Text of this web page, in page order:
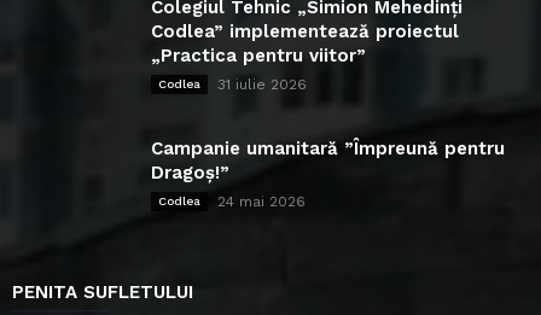
Colegiul Tehnic „Simion Mehedinți
Codlea” implementează proiectul
„Practica pentru viitor”
Codlea 31 iulie 2026
Campanie umanitară ”Împreună pentru
Dragoș!”
Codlea 24 mai 2026
PENITA SUFLETULUI